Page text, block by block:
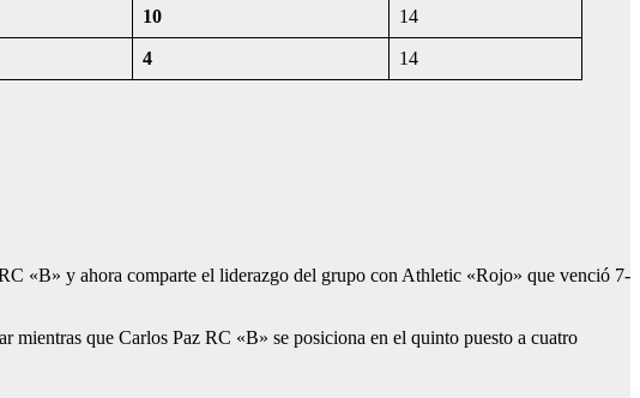
10 14
4 14
«B» y ahora comparte el liderazgo del grupo con Athletic «Rojo» que venció 7-
que Carlos Paz RC «B» se posiciona en el quinto puesto a cuatro